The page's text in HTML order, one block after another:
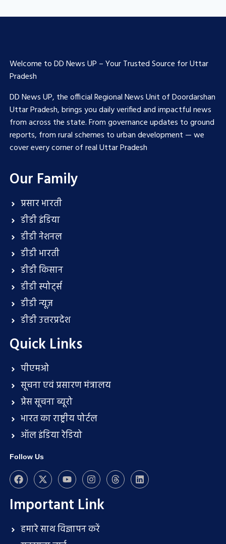
Welcome to DD News UP – Your Trusted Source for Uttar
Pradesh
DD News UP, the official Regional News Unit of Doordarshan
Uttar Pradesh, brings you daily verified and impactful news
from across the state. From governance updates to ground
reports, from rural schemes to urban development — we
cover every corner of real Uttar Pradesh
Our Family
प्रसार भारती
डीडी इंडिया
डीडी नेशनल
डीडी भारती
डीडी किसान
डीडी स्पोर्ट्स
डीडी न्यूज़
डीडी उत्तरप्रदेश
Quick Links
पीएमओ
सूचना एवं प्रसारण मंत्रालय
प्रेस सूचना ब्यूरो
भारत का राष्ट्रीय पोर्टल
ऑल इंडिया रेडियो
Follow Us
Important Link
हमारे साथ विज्ञापन करें